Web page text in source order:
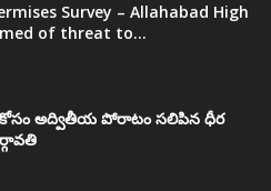
Survey – Allahabad High
of threat to...
అద్వితీయ పోరాటం సలిపిన ధీర